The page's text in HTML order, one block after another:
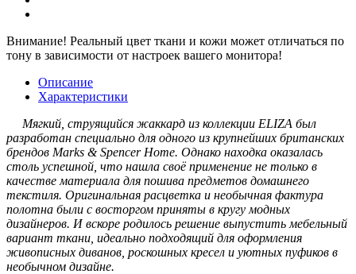
Внимание! Реальный цвет ткани и кожи может отличаться по
тону в зависимости от настроек вашего монитора!
Описание
Характеристики
Мягкий, струящийся жаккард из коллекции ELIZA был
разработан специально для одного из крупнейших британских
брендов Marks & Spencer Home. Однако находка оказалась
столь успешной, что нашла своё применение не только в
качестве материала для пошива предметов домашнего
текстиля. Оригинальная расцветка и необычная фактура
полотна были с восторгом приняты в кругу модных
дизайнеров. И вскоре родилось решение выпустить мебельный
вариант ткани, идеально подходящий для оформления
живописных диванов, роскошных кресел и уютных пуфиков в
необычном дизайне.